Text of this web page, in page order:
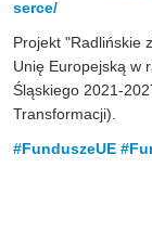
serce/
Projekt "Radlińskie
Unię Europejską w
Śląskiego 2021-
Transformacji).
#FunduszeUE